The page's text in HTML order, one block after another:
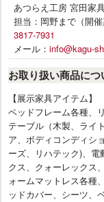
あつらえ工房 宮田家
担当：岡野まで（開
3817-7931
メール： info@kagu-
お取り扱い商品につ
【展示家具アイテム】
ベッドフレーム各種、
テーブル（木製、ライ
ア、ボディコンディシ
ーズ、リハテック)、
クス、クォーレックス
ォームマットレス各種
ッドカバー、シーツ